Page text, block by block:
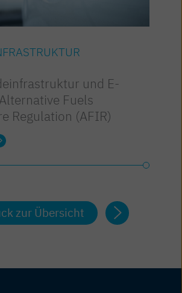
und E-
Fuels
Regulation (AFIR)
zur Übersicht